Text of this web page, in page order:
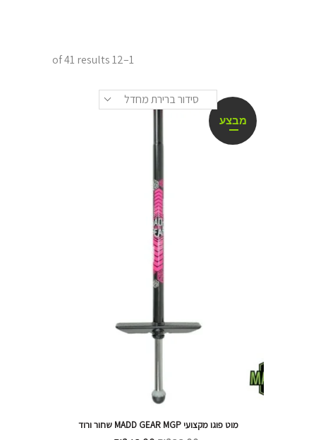
1–12 of 41 results
סידור ברירת מחדל
מבצע
מוט פוגו מקצועי MADD GEAR MGP שחור ורוד